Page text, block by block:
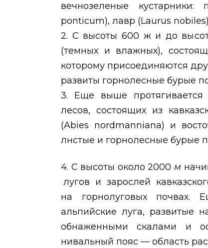
вечнозеленые
ponticum), лавр (Laurus nobiles
2. С высоты 600 ж и до
(темных и влажных),
которому присоединяются
развиты горнолесные бурые
3. Еще выше протягивается
лесов, состоящих из
(Abies nordmanniana) и
лнстые и горнолесные бурые
4. С высоты около 2000 м
лугов и зарослей
на горнолуговых почвах.
альпийские луга, развитые
обнаженными скалами и
нивальный пояс — область